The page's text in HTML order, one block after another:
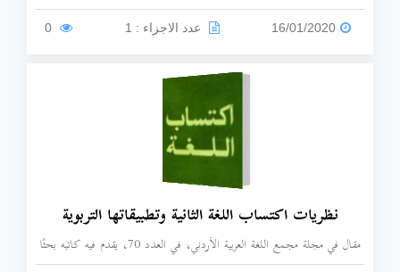
الثانية.
16/01/2020 عدد الاجزاء : 1
نظريات اكتساب اللغة الثانية وتطبيقاتها التربوية
مقال في مجلة مجمع اللغة العربية الأردني، في العدد 70، يقدم فيه كاتبه بحثًا
عن نظريات اكتساب اللغة وتطبيقاتها التربوية.